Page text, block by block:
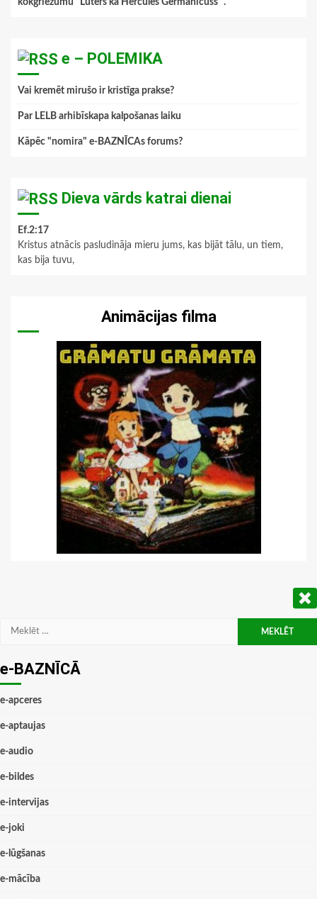
kokgriezumu "Luters kā Hercules Germanicuss ".”
e – POLEMIKA
Vai kremēt mirušo ir kristīga prakse?
Par LELB arhibīskapa kalpošanas laiku
Kāpēc "nomira" e-BAZNĪCAs forums?
Dieva vārds katrai dienai
Ef.2:17
Kristus atnācis pasludināja mieru jums, kas bijāt tālu, un tiem,
kas bija tuvu,
Animācijas filma
Meklēt:
e-BAZNĪCĀ
e-apceres
e-aptaujas
e-audio
e-bildes
e-intervijas
e-joki
e-lūgšanas
e-mācība